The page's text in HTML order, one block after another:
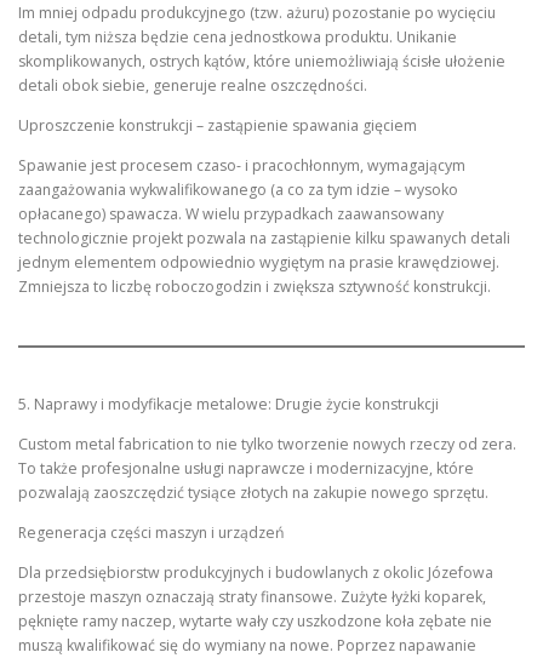
Im mniej odpadu produkcyjnego (tzw. ażuru) pozostanie po wycięciu
detali, tym niższa będzie cena jednostkowa produktu. Unikanie
skomplikowanych, ostrych kątów, które uniemożliwiają ścisłe ułożenie
detali obok siebie, generuje realne oszczędności.
Uproszczenie konstrukcji – zastąpienie spawania gięciem
Spawanie jest procesem czaso- i pracochłonnym, wymagającym
zaangażowania wykwalifikowanego (a co za tym idzie – wysoko
opłacanego) spawacza. W wielu przypadkach zaawansowany
technologicznie projekt pozwala na zastąpienie kilku spawanych detali
jednym elementem odpowiednio wygiętym na prasie krawędziowej.
Zmniejsza to liczbę roboczogodzin i zwiększa sztywność konstrukcji.
5. Naprawy i modyfikacje metalowe: Drugie życie konstrukcji
Custom metal fabrication to nie tylko tworzenie nowych rzeczy od zera.
To także profesjonalne usługi naprawcze i modernizacyjne, które
pozwalają zaoszczędzić tysiące złotych na zakupie nowego sprzętu.
Regeneracja części maszyn i urządzeń
Dla przedsiębiorstw produkcyjnych i budowlanych z okolic Józefowa
przestoje maszyn oznaczają straty finansowe. Zużyte łyżki koparek,
pęknięte ramy naczep, wytarte wały czy uszkodzone koła zębate nie
muszą kwalifikować się do wymiany na nowe. Poprzez napawanie